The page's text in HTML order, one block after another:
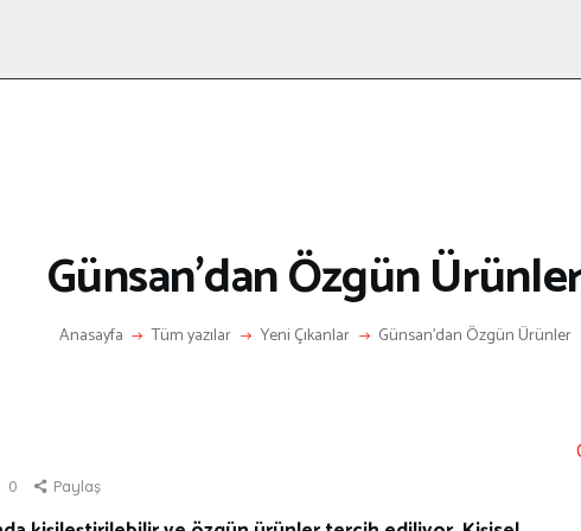
Günsan’dan Özgün
Anasayfa Tüm yazılar Yeni Çıkanlar Günsan’dan Özgün Ürünler
RÖPORTAJ
İLETIŞIM
0 Paylaş